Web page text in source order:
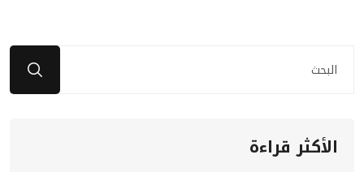
الأكثر قراءة